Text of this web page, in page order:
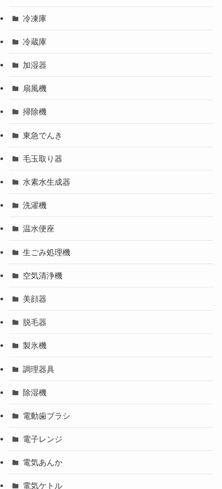
冷凍庫
冷蔵庫
加湿器
扇風機
掃除機
東急でんき
毛玉取り器
水素水生成器
洗濯機
温水便座
生ごみ処理機
空気清浄機
美顔器
脱毛器
製氷機
調理器具
除湿機
電動歯ブラシ
電子レンジ
電気あんか
電気ケトル